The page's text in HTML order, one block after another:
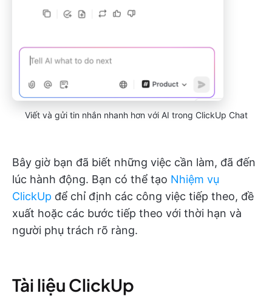
Viết và gửi tin nhắn nhanh hơn với AI trong ClickUp Chat
Bây giờ bạn đã biết những việc cần làm, đã đến
lúc hành động. Bạn có thể tạo Nhiệm vụ
ClickUp để chỉ định các công việc tiếp theo, đề
xuất hoặc các bước tiếp theo với thời hạn và
người phụ trách rõ ràng.
Tài liệu ClickUp